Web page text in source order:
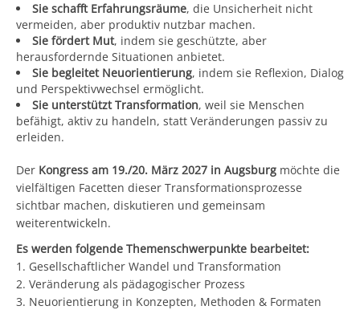
Sie schafft Erfahrungsräume, die Unsicherheit nicht
vermeiden, aber produktiv nutzbar machen.
Sie fördert Mut, indem sie geschützte, aber
herausfordernde Situationen anbietet.
Sie begleitet Neuorientierung, indem sie Reflexion, Dialog
und Perspektivwechsel ermöglicht.
Sie unterstützt Transformation, weil sie Menschen
befähigt, aktiv zu handeln, statt Veränderungen passiv zu
erleiden.
Der Kongress am 19./20. März 2027 in Augsburg möchte die
vielfältigen Facetten dieser Transformationsprozesse
sichtbar machen, diskutieren und gemeinsam
weiterentwickeln.
Es werden folgende Themenschwerpunkte bearbeitet:
1. Gesellschaftlicher Wandel und Transformation
2. Veränderung als pädagogischer Prozess
3. Neuorientierung in Konzepten, Methoden & Formaten